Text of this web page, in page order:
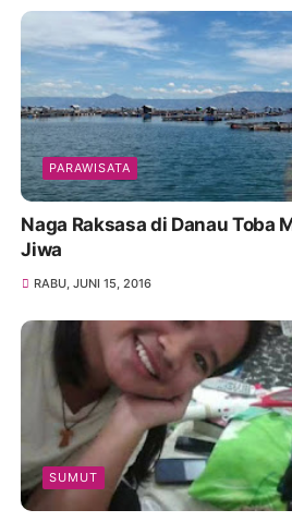
PARAWISATA
Naga Raksasa di Danau Toba
Jiwa
RABU, JUNI 15, 2016
SUMUT